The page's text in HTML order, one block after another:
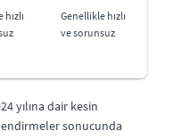
Genellikle hızlı
ve sorunsuz
yılına dair kesin
sonucunda